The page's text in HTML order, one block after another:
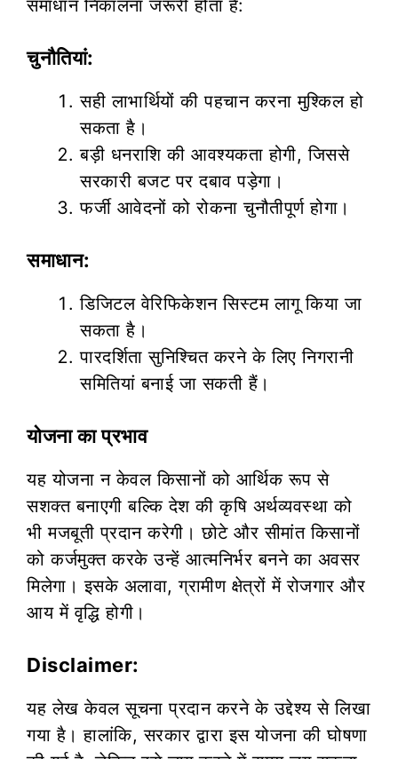
समाधान निकालना जरूरी होता है:
चुनौतियां:
सही लाभार्थियों की पहचान करना मुश्किल हो
सकता है।
बड़ी धनराशि की आवश्यकता होगी, जिससे
सरकारी बजट पर दबाव पड़ेगा।
फर्जी आवेदनों को रोकना चुनौतीपूर्ण होगा।
समाधान:
डिजिटल वेरिफिकेशन सिस्टम लागू किया जा
सकता है।
पारदर्शिता सुनिश्चित करने के लिए निगरानी
समितियां बनाई जा सकती हैं।
योजना का प्रभाव
यह योजना न केवल किसानों को आर्थिक रूप से
सशक्त बनाएगी बल्कि देश की कृषि अर्थव्यवस्था को
भी मजबूती प्रदान करेगी। छोटे और सीमांत किसानों
को कर्जमुक्त करके उन्हें आत्मनिर्भर बनने का अवसर
मिलेगा। इसके अलावा, ग्रामीण क्षेत्रों में रोजगार और
आय में वृद्धि होगी।
Disclaimer:
यह लेख केवल सूचना प्रदान करने के उद्देश्य से लिखा
गया है। हालांकि, सरकार द्वारा इस योजना की घोषणा